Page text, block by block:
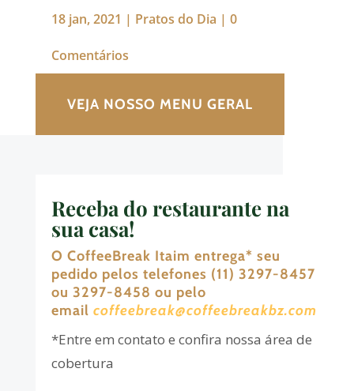
18 jan, 2021 | Pratos do Dia | 0
Comentários
VEJA NOSSO MENU GERAL
Receba do restaurante na
sua casa!
O CoffeeBreak Itaim entrega* seu
pedido pelos telefones (11) 3297-8457
ou 3297-8458 ou pelo
email coffeebreak@coffeebreakbz.com
*Entre em contato e confira nossa área de
cobertura